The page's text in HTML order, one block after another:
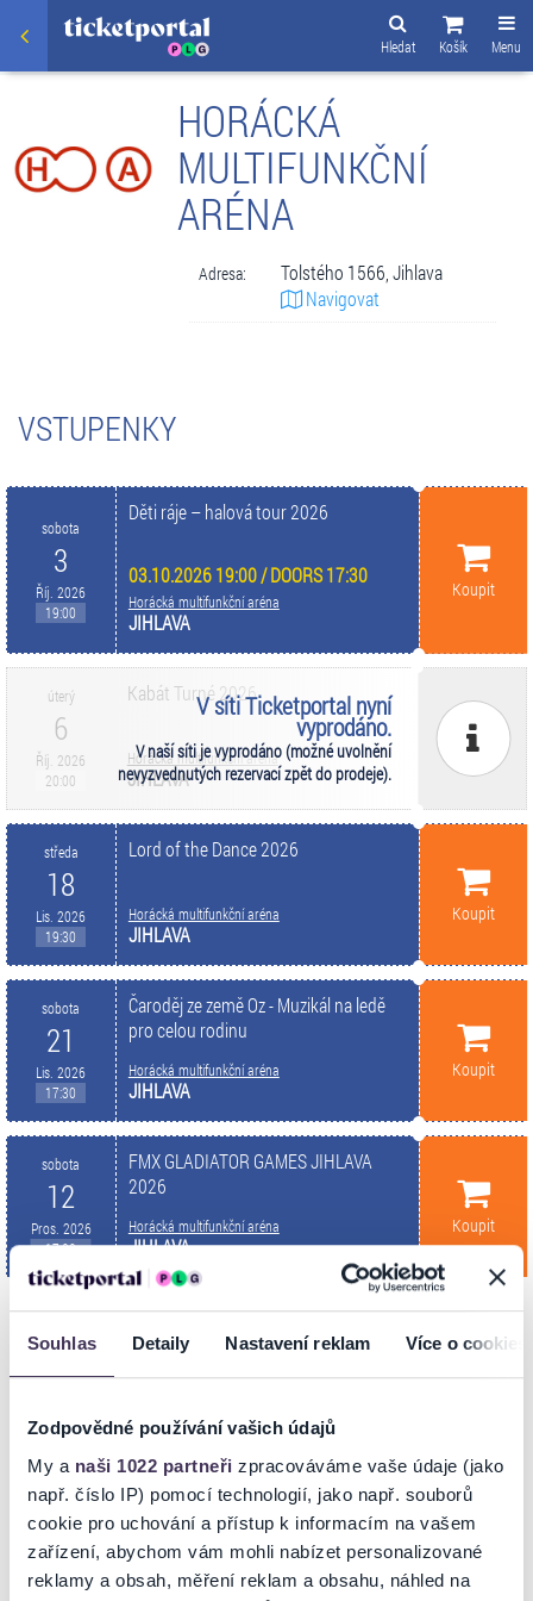
Souhlas Detaily Nastavení reklam Více o cookies
Zodpovědné používání vašich údajů
My a naši 1022 partneři zpracováváme vaše údaje (jako
např. číslo IP) pomocí technologií, jako např. souborů
cookie pro uchování a přístup k informacím na vašem
zařízení, abychom vám mohli nabízet personalizované
reklamy a obsah, měření reklam a obsahu, náhled na
Menu
Košík
Hledat
HORÁCKÁ
MULTIFUNKČNÍ
ARÉNA
Adresa:
Tolstého 1566, Jihlava
Navigovat
VSTUPENKY
sobota
3
Říj. 2026
19:00
Děti ráje – halová tour 2026
03.10.2026 19:00 / DOORS 17:30
Horácká multifunkční aréna
JIHLAVA
Koupit
úterý
6
Říj. 2026
20:00
V síti Ticketportal nyní
vyprodáno.
V naší síti je vyprodáno (možné uvolnění
nevyzvednutých rezervací zpět do prodeje).
Kabát Turné 2026
Horácká multifunkční aréna
JIHLAVA
středa
18
Lis. 2026
19:30
Lord of the Dance 2026
Horácká multifunkční aréna
JIHLAVA
Koupit
sobota
21
Lis. 2026
17:30
Čaroděj ze země Oz - Muzikál na ledě
pro celou rodinu
Horácká multifunkční aréna
JIHLAVA
Koupit
sobota
12
Pros. 2026
17:00
FMX GLADIATOR GAMES JIHLAVA
2026
Horácká multifunkční aréna
JIHLAVA
Koupit
Zobrazit další
POPIS
Horácká aréna, oficiálně Horácká multifunkční aréna, je víceúčelová
aréna v Jihlavě, která nahradila Horácký zimní stadion.